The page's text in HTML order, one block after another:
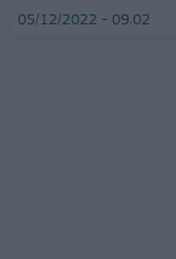
05/12/2022 - 09:02